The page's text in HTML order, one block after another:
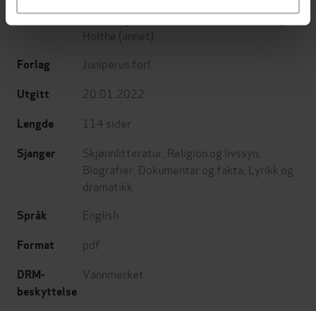
Terje Eugen Holthe(forfatter),Terje Eugen
Holthe (annet)
Forlag Juniperus forl.
Utgitt 20.01.2022
Lengde 114 sider
Sjanger Skjønnlitteratur Religion og livssyn
Biografier Dokumentar og fakta
Lyrikk og
dramatikk
Språk English
Format pdf
DRM-
beskyttelse
Vannmerket